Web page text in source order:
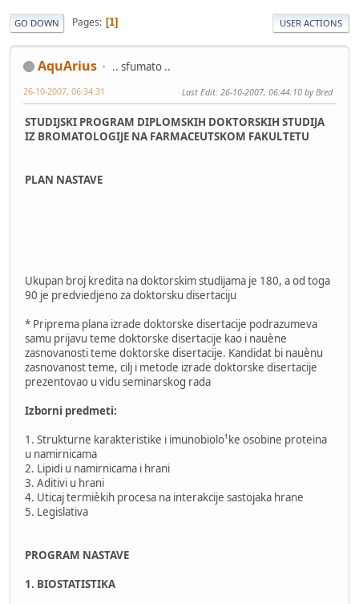
GO DOWN Pages 1 USER ACTIONS
AquArius .. sfumato ..
26-10-2007, 06:34:31 Last Edit: 26-10-2007, 06:44:10 by Bred
STUDIJSKI PROGRAM DIPLOMSKIH DOKTORSKIH STUDIJA
IZ BROMATOLOGIJE NA FARMACEUTSKOM FAKULTETU
PLAN NASTAVE
Ukupan broj kredita na doktorskim studijama je 180, a od toga
90 je predviedjeno za doktorsku disertaciju
* Priprema plana izrade doktorske disertacije podrazumeva
samu prijavu teme doktorske disertacije kao i nauène
zasnovanosti teme doktorske disertacije. Kandidat bi nauènu
zasnovanost teme, cilj i metode izrade doktorske disertacije
prezentovao u vidu seminarskog rada
Izborni predmeti:
1. Strukturne karakteristike i imunobiolo¹ke osobine proteina
u namirnicama
2. Lipidi u namirnicama i hrani
3. Aditivi u hrani
4. Uticaj termièkih procesa na interakcije sastojaka hrane
5. Legislativa
PROGRAM NASTAVE
1. BIOSTATISTIKA